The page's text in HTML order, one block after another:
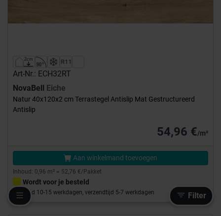
Filter
Art-Nr.: ECH32RT
NovaBell Eiche
Natur 40x120x2 cm Terrastegel Antislip Mat Gestructureerd
Antislip
54,96 €/m²
Aan winkelmand toevoegen
Inhoud: 0,96 m² = 52,76 €/Pakket
Wordt voor je besteld
Levertijd 10-15 werkdagen, verzendtijd 5-7 werkdagen